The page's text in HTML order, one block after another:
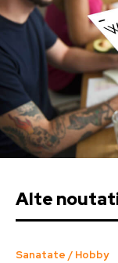
Alte
Sanatate / Hobby